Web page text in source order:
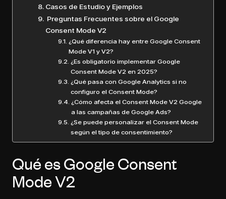
Casos de Estudio y Ejemplos
Preguntas Frecuentes sobre el Google
Consent Mode V2
¿Qué diferencia hay entre Google Consent
Mode V1 y V2?
¿Es obligatorio implementar Google
Consent Mode V2 en 2025?
¿Qué pasa con Google Analytics si no
configuro el Consent Mode?
¿Cómo afecta el Consent Mode V2 Google
a las campañas de Google Ads?
¿Se puede personalizar el Consent Mode
según el tipo de consentimiento?
Qué es Google Consent
Mode V2